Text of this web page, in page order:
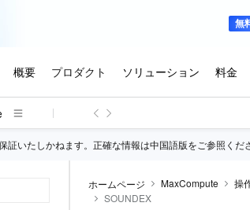
証いたしかねます。正確な情報は中国語版をご参照くださ
ホームページ MaxCompute 操
SOUNDEX